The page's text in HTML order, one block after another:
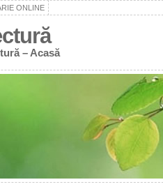
ONLINE
– Acasă